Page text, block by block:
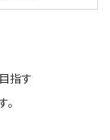
指す